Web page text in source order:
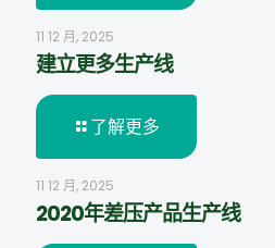
11 12 月, 2025
建立更多生产线
了解更多
11 12 月, 2025
2020年差压产品生产线